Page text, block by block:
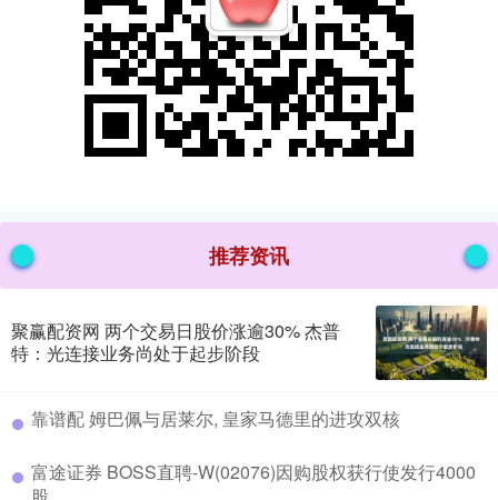
推荐资讯
聚赢配资网 两个交易日股价涨逾30% 杰普
特：光连接业务尚处于起步阶段
​靠谱配 姆巴佩与居莱尔, 皇家马德里的进攻双核
​富途证券 BOSS直聘-W(02076)因购股权获行使发行4000